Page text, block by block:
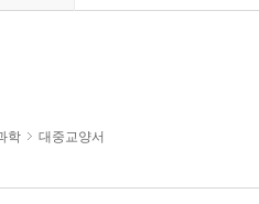
학 대중교양서